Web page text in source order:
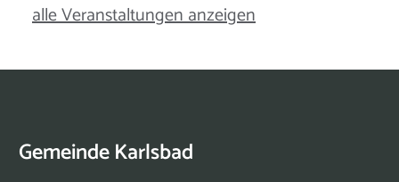
alle Veranstaltungen anzeigen
Gemeinde Karlsbad